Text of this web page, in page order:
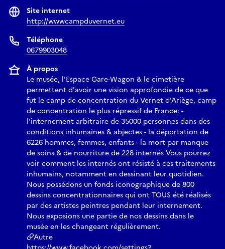
Site internet
http://wwwcampduvernet.eu
Téléphone
0679903048
À propos
Le musée, l'Espace Gare-Wagon & le cimetière
permettent d'avoir une vision approfondie de ce que
fut le camp de concentration du Vernet d'Ariège, camp
de concentration le plus répressif de France: -
l'internement arbitraire de 35000 personnes dans des
conditions inhumaines & abjectes - la déportation de
6226 hommes, femmes, enfants - la mort par manque
de soins & de nourriture de 228 internés Vous pourrez
voir comment les internés ont résisté à ces traitements
inhumains, notamment en dessinant leur quotidien.
Nous possédons un fonds iconographique de 800
dessins concentrationnaires qui ont TOUS été réalisés
par des artistes peintres pendant leur internement.
Nous exposions une partie de nos dessins dans le
musée en les changeant régulièrement.
Autre